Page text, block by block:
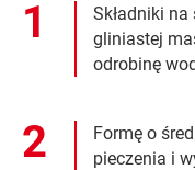
Składniki
gliniastej
odrobinę
Formę o
pieczenia i